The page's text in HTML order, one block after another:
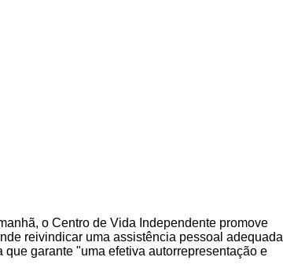
o Centro de Vida Independente promove
reivindicar uma assistência pessoal adequada
garante "uma efetiva autorrepresentação e